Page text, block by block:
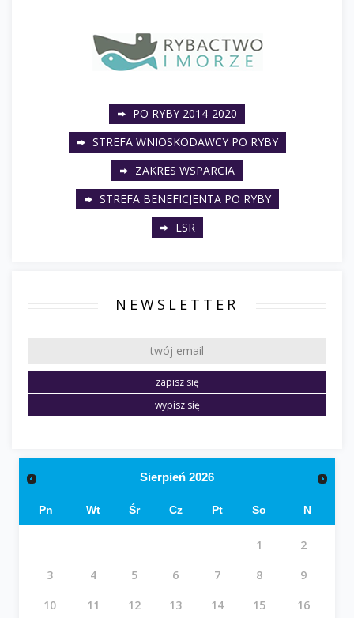
PO RYBY 2014-2020
STREFA WNIOSKODAWCY PO RYBY
ZAKRES WSPARCIA
STREFA BENEFICJENTA PO RYBY
LSR
NEWSLETTER
Sierpień 2026
Pn Wt Śr Cz Pt So N
1
2
3
4 5 6 7 8
9
10
11 12 13 14 15 16